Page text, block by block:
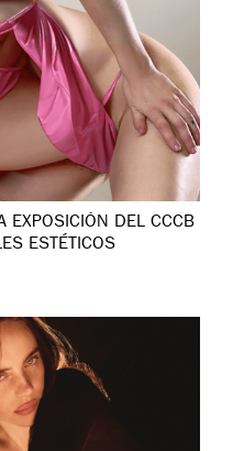
EXPOSICIÓN DEL CCCB
ESTÉTICOS